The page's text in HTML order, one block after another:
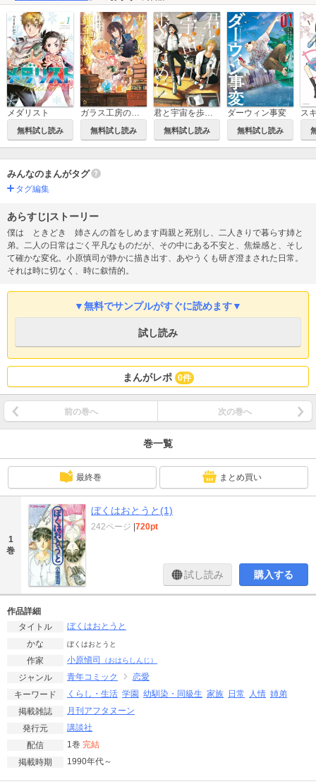
メダリスト
無料試し読み
ガラス工房の錬金術師
無料試し読み
君と宇宙を歩くために
無料試し読み
ダーウィン事変
無料試し読み
みんなのまんがタグ
タグ編集
あらすじ|ストーリー
僕は ときどき 姉さんの首をしめます両親と死別し、二人きりで暮らす姉と
弟。二人の日常はごく平凡なものだが、その中にある不安と、焦燥感と、そし
て確かな変化。小原慎司が静かに描き出す、あやうくも研ぎ澄まされた日常。
それは時に切なく、時に叙情的。
▼無料でサンプルがすぐに読めます▼
試し読み
まんがレポ 0件
前の巻へ 次の巻へ
巻一覧
最終巻 まとめ買い
1
巻
ぼくはおとうと(1)
242ページ 720pt
試し読み 購入する
作品詳細
タイトル
ぼくはおとうと
かな
ぼくはおとうと
作家 小原愼司 （おはらしんじ）
ジャンル 青年コミック
恋愛
キーワード
くらし・生活 学園 幼馴染・同級生 家族 日常 人情 姉弟
掲載雑誌
月刊アフタヌーン
発行元
講談社
配信
1巻 完結
掲載時期
1990年代～